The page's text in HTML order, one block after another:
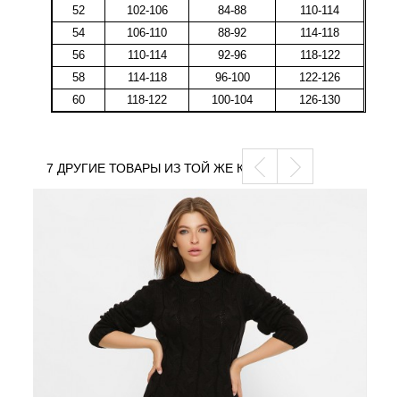
52
102-106 84-88
110-114
54
106-110 88-92
114-118
56
110-114 92-96
118-122
58
114-118 96-100
122-126
60
118-122 100-104 126-130
7 ДРУГИЕ ТОВАРЫ ИЗ ТОЙ ЖЕ КАТЕГОРИИ